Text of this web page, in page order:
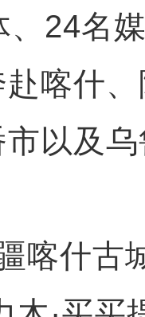
、24名
喀什
以及
什古